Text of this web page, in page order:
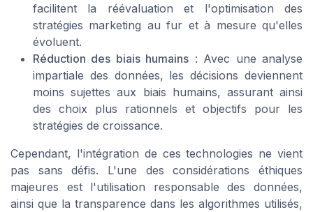
facilitent la réévaluation et l'optimisation des
stratégies marketing au fur et à mesure qu'elles
évoluent.
Réduction des biais humains : Avec une analyse
impartiale des données, les décisions deviennent
moins sujettes aux biais humains, assurant ainsi
des choix plus rationnels et objectifs pour les
stratégies de croissance.
Cependant, l'intégration de ces technologies ne vient
pas sans défis. L'une des considérations éthiques
majeures est l'utilisation responsable des données,
ainsi que la transparence dans les algorithmes utilisés,